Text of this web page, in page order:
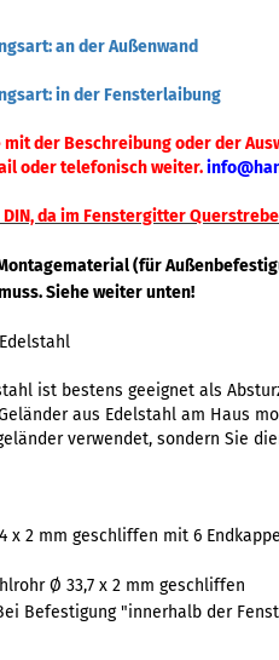
an der Außenwand
in der Fensterlaibung
mit der Beschreibung oder der
oder telefonisch weiter.
da im Fenstergitter
(für
Siehe weiter unten!
ist bestens geeignet als
aus Edelstahl am Haus
verwendet, sondern Sie
x 2 mm geschliffen mit 6
Ø 33,7 x 2 mm geschliffen
Bei Befestigung "innerhalb der